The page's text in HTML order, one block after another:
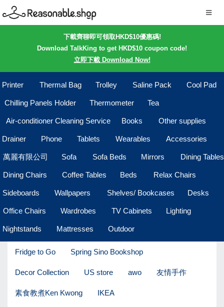
下載齊聊即可領取HKD$10優惠碼!
Download TalkKing to get HKD$10 coupon code!
立即下載 Download Now!
Printer Thermal Bag Trolley Saline Pack Cool Pad
Chilling Panels Holder Thermometer Tea
Air-conditioner Cleaning Service Books Other supplies
Drainer Phone Tablets Wearables Accessories
萬麗有限公司 Sofa Sofa Beds Mirrors Dining Tables
Dining Chairs Coffee Tables Beds Relax Chairs
Sideboards Wallpapers Shelves/ Bookcases Desks
Office Chairs Wardrobes TV Cabinets Lighting
Nightstands Mattresses Outdoor
Fridge to Go Spring Sino Bookshop
Decor Collection US store awo 友情手作
素食教煮Ken Kwong IKEA